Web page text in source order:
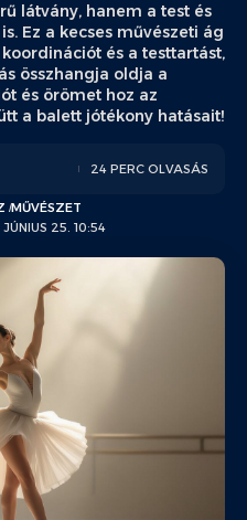
látvány, hanem a test és
Ez a kecses művészeti ág
és a testtartást,
összhangja oldja a
és örömet hoz az
a balett jótékony hatásait!
25. 10:54
MŰVÉSZET
24 PERC OLVASÁS